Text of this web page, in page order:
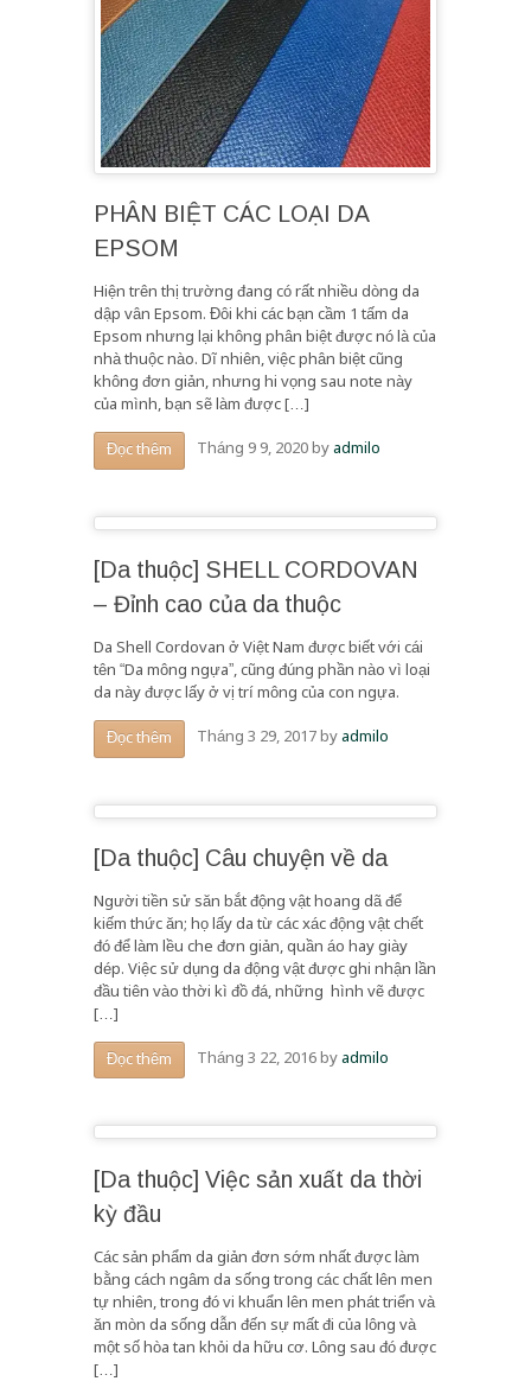
PHÂN BIỆT CÁC LOẠI DA
EPSOM
Hiện trên thị trường đang có rất nhiều dòng da
dập vân Epsom. Đôi khi các bạn cầm 1 tấm da
Epsom nhưng lại không phân biệt được nó là của
nhà thuộc nào. Dĩ nhiên, việc phân biệt cũng
không đơn giản, nhưng hi vọng sau note này
của mình, bạn sẽ làm được […]
Đọc thêm Tháng 9 9, 2020byadmilo
[Da thuộc] SHELL CORDOVAN
– Đỉnh cao của da thuộc
Da Shell Cordovan ở Việt Nam được biết với cái
tên “Da mông ngựa”, cũng đúng phần nào vì loại
da này được lấy ở vị trí mông của con ngựa.
Đọc thêm Tháng 3 29, 2017byadmilo
[Da thuộc] Câu chuyện về da
Người tiền sử săn bắt động vật hoang dã để
kiếm thức ăn; họ lấy da từ các xác động vật chết
đó để làm lều che đơn giản, quần áo hay giày
dép. Việc sử dụng da động vật được ghi nhận lần
đầu tiên vào thời kì đồ đá, những hình vẽ được
[…]
Đọc thêm Tháng 3 22, 2016byadmilo
[Da thuộc] Việc sản xuất da thời
kỳ đầu
Các sản phẩm da giản đơn sớm nhất được làm
bằng cách ngâm da sống trong các chất lên men
tự nhiên, trong đó vi khuẩn lên men phát triển và
ăn mòn da sống dẫn đến sự mất đi của lông và
một số hòa tan khỏi da hữu cơ. Lông sau đó được
[…]